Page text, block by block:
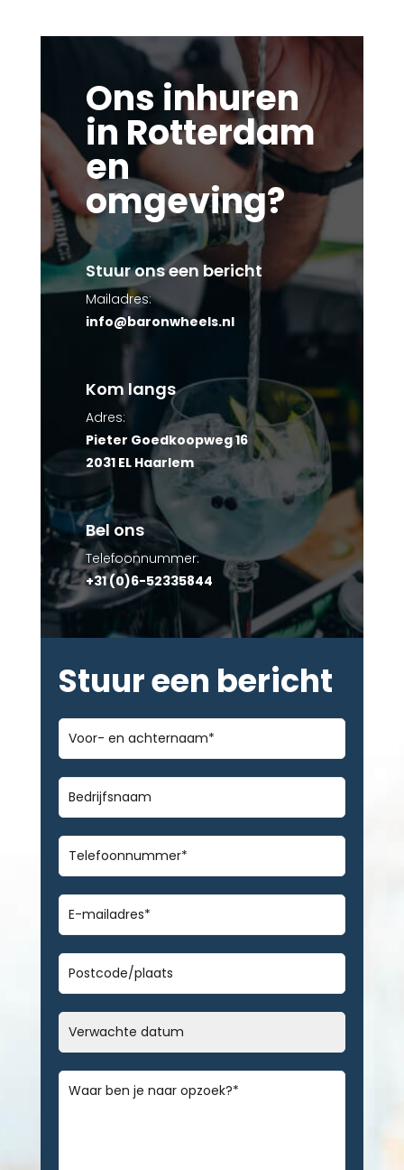
Ons inhuren
in Rotterdam
en
omgeving?
Stuur ons een bericht
Mailadres:
info@baronwheels.nl
Kom langs
Adres:
Pieter Goedkoopweg 16
2031 EL Haarlem
Bel ons
Telefoonnummer:
+31 (0)6-52335844
Stuur een bericht
Voor-
en
achternaam*
Bedrijfsnaam
Telefoonnummer*
E-
mailadres*
Geen
titel
Datum
MM
DD
Bericht*